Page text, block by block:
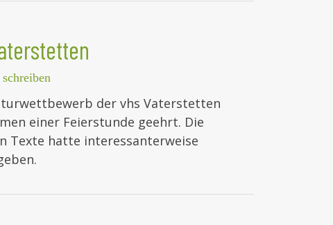
der vhs Vaterstetten
einer Feierstunde geehrt. Die
Texte hatte interessanterweise